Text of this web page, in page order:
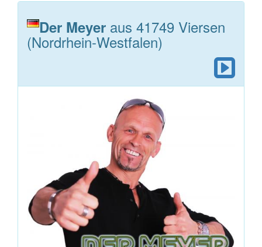
Der Meyer aus 41749 Viersen
(Nordrhein-Westfalen)